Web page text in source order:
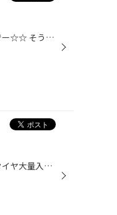
こんにちは！男・山田です！！ 先日の休みッ！！ 特に予定も無かったのでー☆☆ そうです！ また海に行ってきました～♪♪(^o^)/ しかーしッ！！ いつもと違う事が一つ・・・ いつもなら千葉の海までひとっ走りなのですが・・・ 今回は、神奈川県 三崎口に行ってきました～♪(^^)v 三崎口といえば・・・...
こんにちは！男・山田です！！ 昨日ッ！！ 当店の冬支度☆スタッドレスタイヤ大量入荷、第一弾！が ありました～☆☆(^o^)/ 先日までは『 早期予約 』でしたが、 本日より、《 その場で装着！ 》 も可能ですッ♪♪(^^)v タイヤラックに、大量にスタッドレスを入れているただちゃんを見て、 『 あぁ～、い...